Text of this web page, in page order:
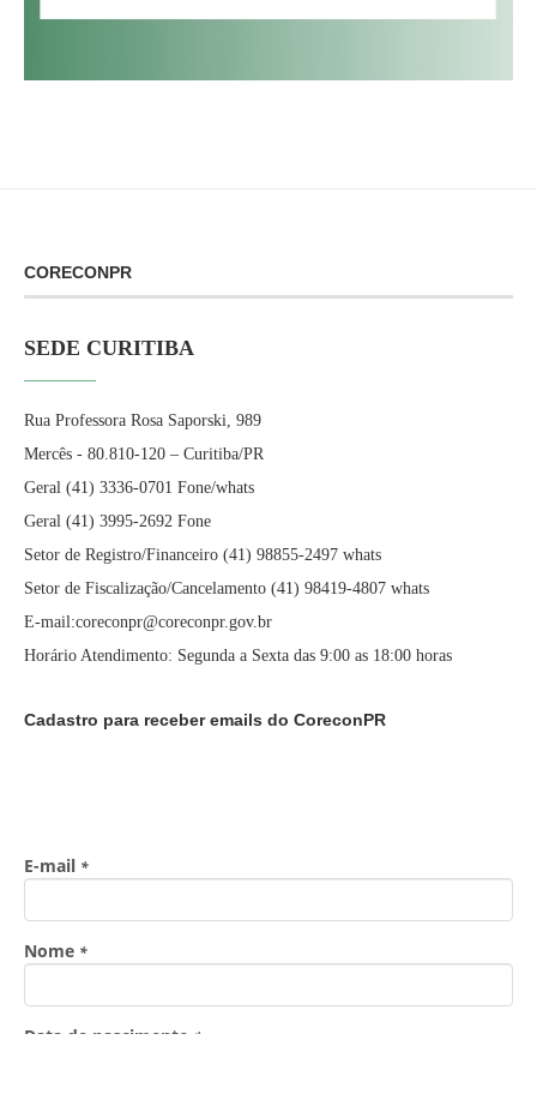
CORECONPR
SEDE CURITIBA
Rua Professora Rosa Saporski, 989
Mercês - 80.810-120 – Curitiba/PR
Geral (41) 3336-0701 Fone/whats
Geral (41) 3995-2692 Fone
Setor de Registro/Financeiro (41) 98855-2497 whats
Setor de Fiscalização/Cancelamento (41) 98419-4807 whats
E-mail:coreconpr@coreconpr.gov.br
Horário Atendimento: Segunda a Sexta das 9:00 as 18:00 horas
Cadastro para receber emails do CoreconPR